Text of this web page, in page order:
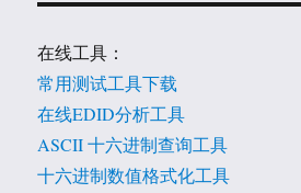
在线工具：
常用测试工具下载
在线EDID分析工具
ASCII 十六进制查询工具
十六进制数值格式化工具